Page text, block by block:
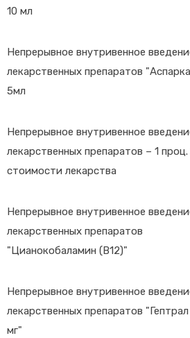
10 мл
Непрерывное внутривенное
лекарственных препаратов
5мл
Непрерывное внутривенное
лекарственных препаратов – 1 проц.
стоимости лекарства
Непрерывное внутривенное
лекарственных препаратов
"Цианокобаламин (В12)"
Непрерывное внутривенное
лекарственных препаратов
мг"